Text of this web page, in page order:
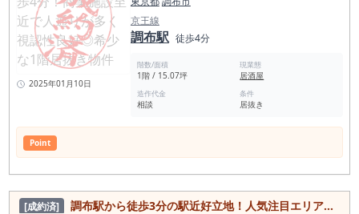
2025年01月10日
京王線
調布駅 徒歩4分
階数/面積
1階 / 15.07坪
現業態
居酒屋
造作代金
相談
条件
居抜き
Point
[成約済] 調布駅から徒歩3分の駅近好立地！人気注目エリアの居抜き物件